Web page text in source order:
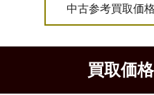
中古参考買取価
買取価